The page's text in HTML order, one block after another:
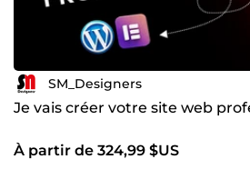
SM_Designers
Je vais créer votre site web
À partir de 324,99 $US